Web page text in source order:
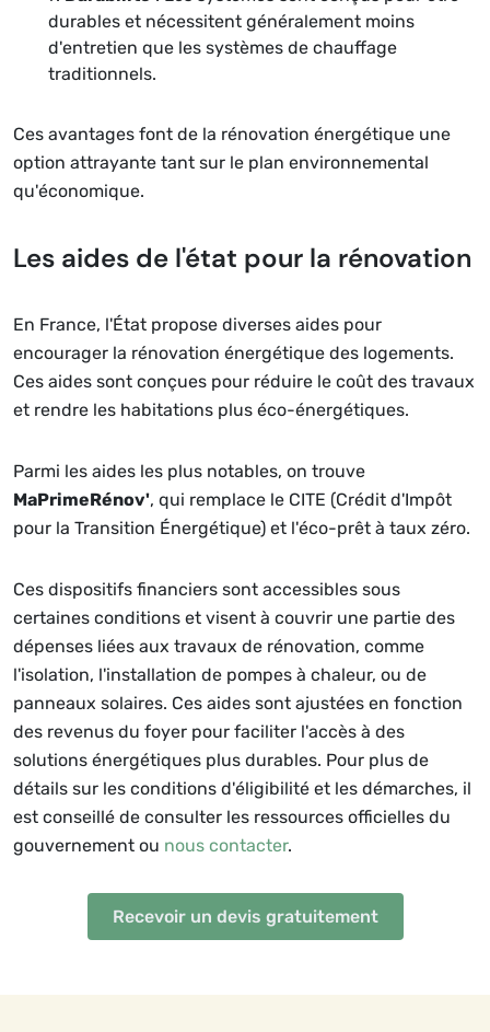
durables et nécessitent généralement moins
d'entretien que les systèmes de chauffage
traditionnels.
Ces avantages font de la rénovation énergétique une
option attrayante tant sur le plan environnemental
qu'économique.
Les aides de l'état pour la rénovation
En France, l'État propose diverses aides pour
encourager la rénovation énergétique des logements.
Ces aides sont conçues pour réduire le coût des travaux
et rendre les habitations plus éco-énergétiques.
Parmi les aides les plus notables, on trouve
MaPrimeRénov', qui remplace le CITE (Crédit d'Impôt
pour la Transition Énergétique) et l'éco-prêt à taux zéro.
Ces dispositifs financiers sont accessibles sous
certaines conditions et visent à couvrir une partie des
dépenses liées aux travaux de rénovation, comme
l'isolation, l'installation de pompes à chaleur, ou de
panneaux solaires. Ces aides sont ajustées en fonction
des revenus du foyer pour faciliter l'accès à des
solutions énergétiques plus durables. Pour plus de
détails sur les conditions d'éligibilité et les démarches, il
est conseillé de consulter les ressources officielles du
gouvernement ou nous contacter.
Recevoir un devis gratuitement